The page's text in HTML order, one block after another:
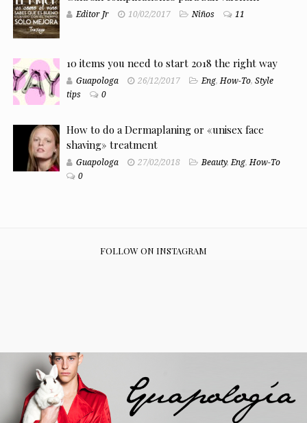
Editor Jr 10/02/2017 Niños 11
10 items you need to start 2018 the right way
Guapologa 26/12/2017 Eng, How-To, Style
tips
0
How to do a Dermaplaning or «unisex face
shaving» treatment
Guapologa 27/02/2018 Beauty, Eng, How-To
0
FOLLOW ON INSTAGRAM